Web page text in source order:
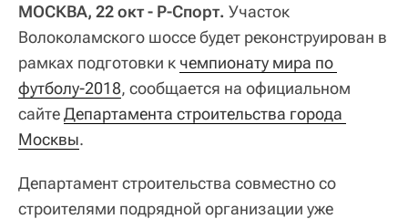
МОСКВА, 22 окт - Р-Спорт. Участок
Волоколамского шоссе будет реконструирован в
рамках подготовки к чемпионату мира по
футболу-2018, сообщается на официальном
сайтеДепартамента строительства города
Москвы.
Департамент строительства совместно со
строителями подрядной организации уже